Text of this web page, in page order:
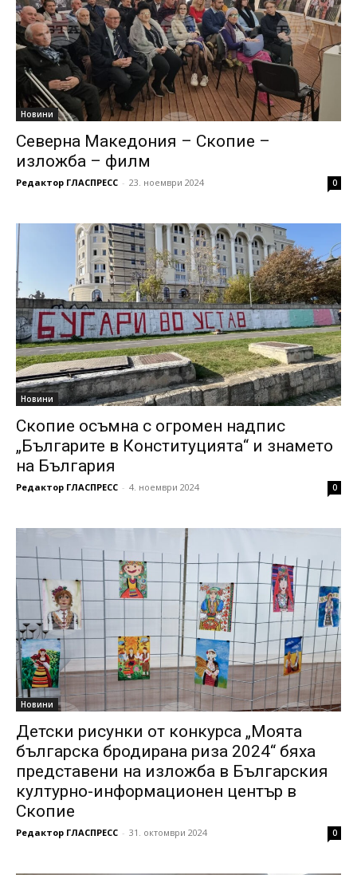
Новини
Северна Македония – Скопие –
изложба – филм
Редактор ГЛАСПРЕСС - 23. ноември 2024 0
Новини
Скопие осъмна с огромен надпис
„Българите в Конституцията“ и знамето
на България
Редактор ГЛАСПРЕСС - 4. ноември 2024 0
Новини
Детски рисунки от конкурса „Моята
българска бродирана риза 2024“ бяха
представени на изложба в Българския
културно-информационен център в
Скопие
Редактор ГЛАСПРЕСС - 31. октомври 2024 0